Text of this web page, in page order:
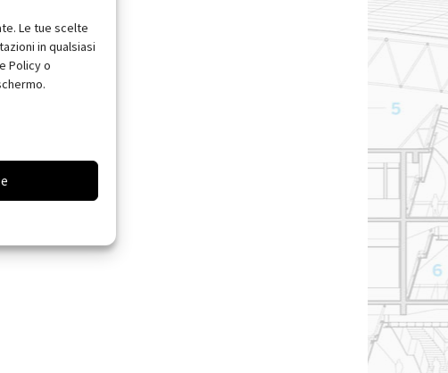
Le tue scelte
in qualsiasi
Policy o